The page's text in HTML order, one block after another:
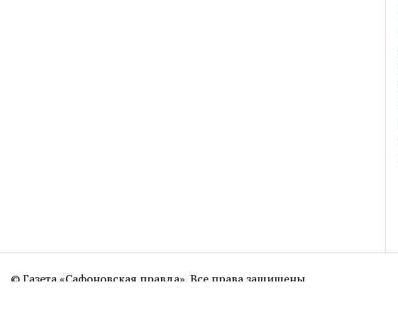
© Газета «Сафоновская правда». Все права защищены.